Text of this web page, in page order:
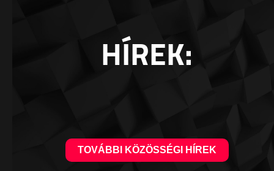
HÍREK:
TOVÁBBI KÖZÖSSÉGI HÍREK